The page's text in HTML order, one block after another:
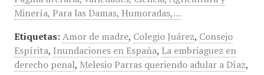
Minería, Para las Damas, Humoradas,…
Etiquetas: Amor de madre, Colegio Juárez, Consejo
Espírita, Inundaciones en España, La embriaguez en
derecho penal, Melesio Parras queriendo adular a Díaz,